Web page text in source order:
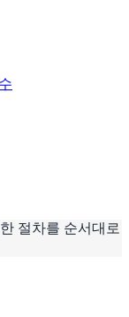
절차를 순서대로